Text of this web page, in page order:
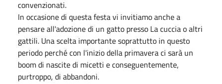
convenzionati.
In occasione di questa festa vi invitiamo anche a
pensare all'adozione di un gatto presso La cuccia o altri
gattili. Una scelta importante soprattutto in questo
periodo perché con l'inizio della primavera ci sarà un
boom di nascite di micetti e conseguentemente,
purtroppo, di abbandoni.